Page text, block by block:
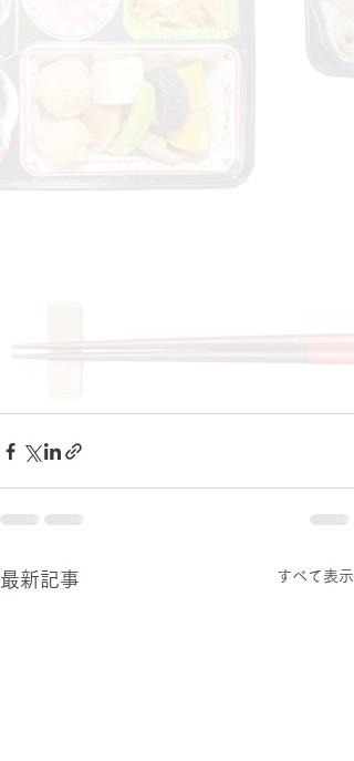
最新記事 すべて表示